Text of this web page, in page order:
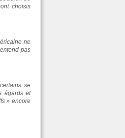
choisis
ne
pas
se
égards et
» encore